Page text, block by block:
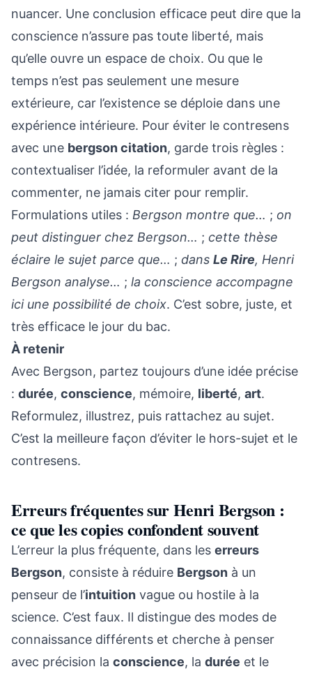
nuancer. Une conclusion efficace peut dire que la
conscience n’assure pas toute liberté, mais
qu’elle ouvre un espace de choix. Ou que le
temps n’est pas seulement une mesure
extérieure, car l’existence se déploie dans une
expérience intérieure. Pour éviter le contresens
avec une bergson citation, garde trois règles :
contextualiser l’idée, la reformuler avant de la
commenter, ne jamais citer pour remplir.
Formulations utiles : Bergson montre que… ; on
peut distinguer chez Bergson… ; cette thèse
éclaire le sujet parce que… ; dans Le Rire, Henri
Bergson analyse… ; la conscience accompagne
ici une possibilité de choix. C’est sobre, juste, et
très efficace le jour du bac.
À retenir
Avec Bergson, partez toujours d’une idée précise
: durée, conscience, mémoire, liberté, art.
Reformulez, illustrez, puis rattachez au sujet.
C’est la meilleure façon d’éviter le hors-sujet et le
contresens.
Erreurs fréquentes sur Henri Bergson :
ce que les copies confondent souvent
L’erreur la plus fréquente, dans les erreurs
Bergson, consiste à réduire Bergson à un
penseur de l’intuition vague ou hostile à la
science. C’est faux. Il distingue des modes de
connaissance différents et cherche à penser
avec précision la conscience, la durée et le